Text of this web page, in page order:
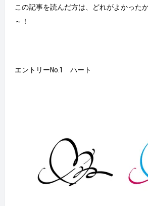
この記事を読んだ方は、どれがよかった
～！
エントリーNo.1 ハート